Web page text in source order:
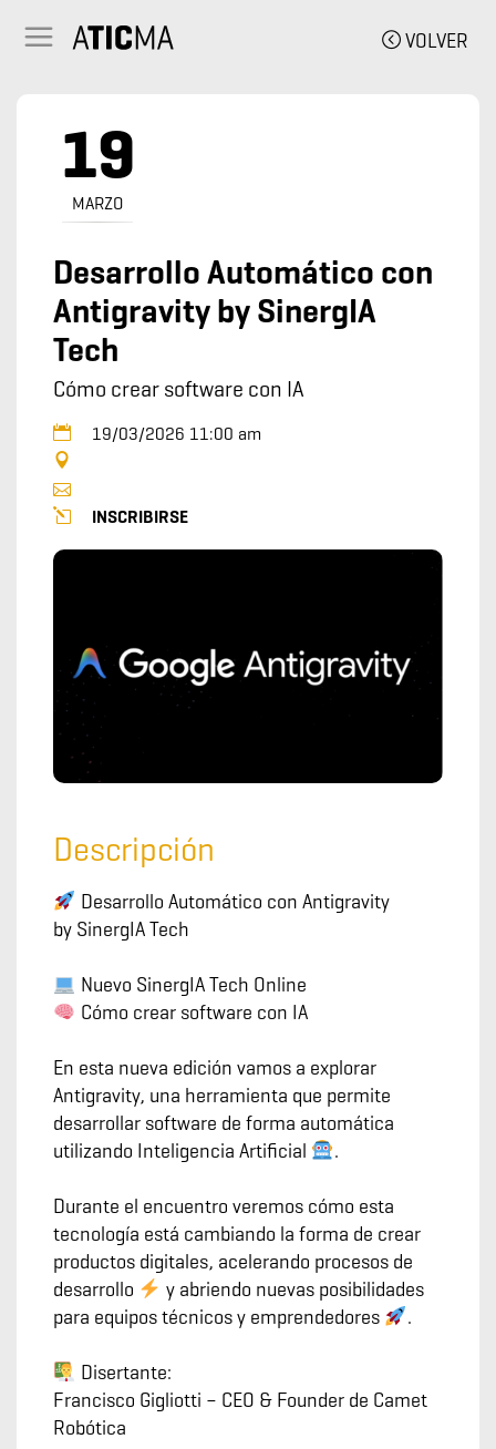
VOLVER
19
MARZO
Desarrollo Automático con
Antigravity by SinergIA
Tech
Cómo crear software con IA
19/03/2026 11:00 am
INSCRIBIRSE
Descripción
Desarrollo Automático con Antigravity
by SinergIA Tech
Nuevo SinergIA Tech Online
Cómo crear software con IA
En esta nueva edición vamos a explorar
Antigravity, una herramienta que permite
desarrollar software de forma automática
utilizando Inteligencia Artificial
.
Durante el encuentro veremos cómo esta
tecnología está cambiando la forma de crear
productos digitales, acelerando procesos de
desarrollo
y abriendo nuevas posibilidades
para equipos técnicos y emprendedores
.
Disertante:
Francisco Gigliotti – CEO & Founder de Camet
Robótica